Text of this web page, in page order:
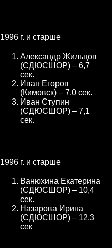
1996 г. и старше
Александр Жильцов
(СДЮСШОР) – 6,7
сек.
Иван Егоров
(Кимовск) – 7,0 сек.
Иван Ступин
(СДЮСШОР) – 7,1
сек.
1996 г. и старше
Ванюхина Екатерина
(СДЮСШОР) – 10,4
сек.
Назарова Ирина
(СДЮСШОР) – 12,3
сек